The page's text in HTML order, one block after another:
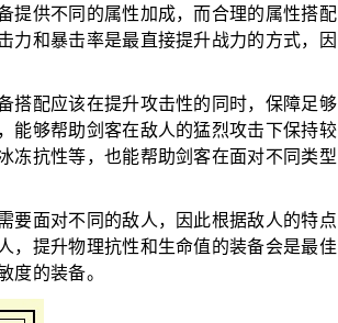
提供不同的属性加成，而合理的属性搭配
力和暴击率是最直接提升战力的方式，因
搭配应该在提升攻击性的同时，保障足够
能够帮助剑客在敌人的猛烈攻击下保持较
冻抗性等，也能帮助剑客在面对不同类型
要面对不同的敌人，因此根据敌人的特点
，提升物理抗性和生命值的装备会是最佳
的装备。